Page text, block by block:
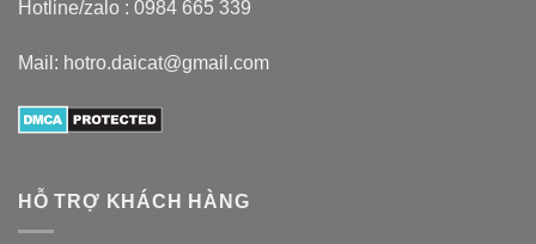
Hotline/zalo : 0984 665 339
Mail: hotro.daicat@gmail.com
HỖ TRỢ KHÁCH HÀNG